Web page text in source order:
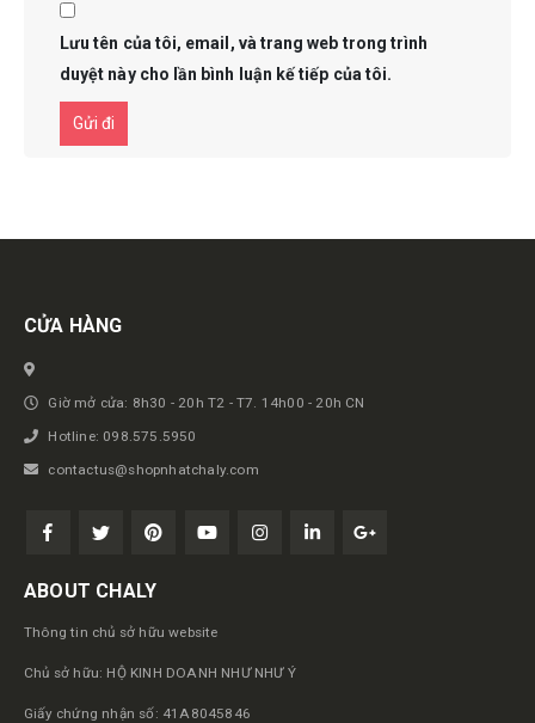
Lưu tên của tôi, email, và trang web trong trình
duyệt này cho lần bình luận kế tiếp của tôi.
Get in touch
CỬA HÀNG
Giờ mở cửa: 8h30 - 20h T2 - T7. 14h00 - 20h CN
Hotline: 098.575.5950
contactus@shopnhatchaly.com
ABOUT CHALY
Thông tin chủ sở hữu website
Chủ sở hữu: HỘ KINH DOANH NHƯ NHƯ Ý
Giấy chứng nhận số: 41A8045846